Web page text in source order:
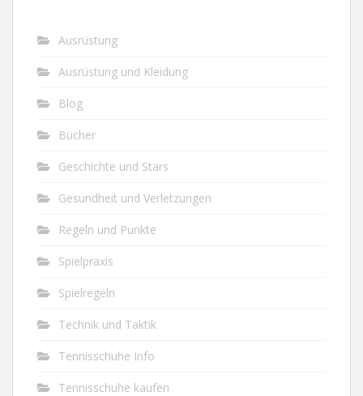
Ausrüstung
Ausrüstung und Kleidung
Blog
Bücher
Geschichte und Stars
Gesundheit und Verletzungen
Regeln und Punkte
Spielpraxis
Spielregeln
Technik und Taktik
Tennisschuhe Info
Tennisschuhe kaufen